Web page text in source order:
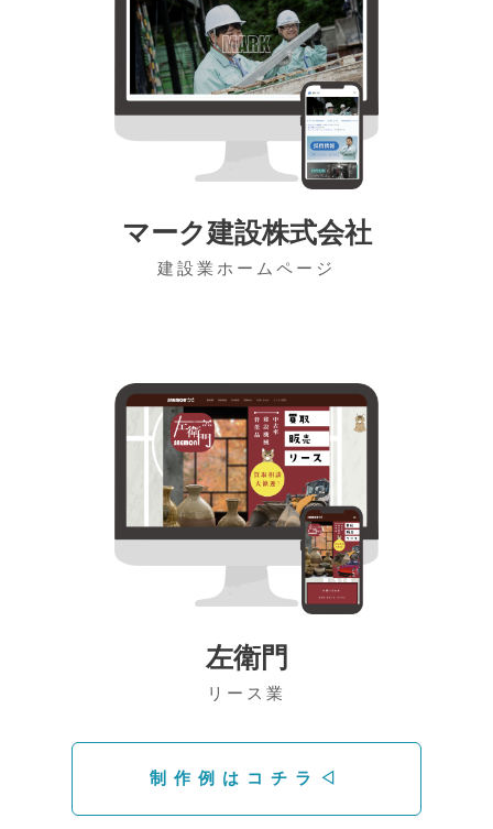
マーク建設株式会社
建設業ホームページ
左衛門
リース業
制作例はコチラ◁